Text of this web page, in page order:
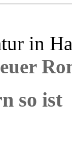
in
so ist